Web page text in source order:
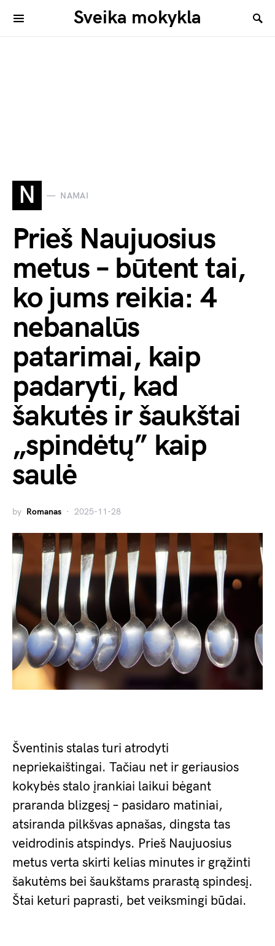
Sveika mokykla
N NAMAI
Prieš Naujuosius
metus – būtent tai,
ko jums reikia: 4
nebanalūs
patarimai, kaip
padaryti, kad
šakutės ir šaukštai
„spindėtų” kaip
saulė
by Romanas 2025-11-28
Šventinis stalas turi atrodyti
nepriekaištingai. Tačiau net ir geriausios
kokybės stalo įrankiai laikui bėgant
praranda blizgesį – pasidaro matiniai,
atsiranda pilkšvas apnašas, dingsta tas
veidrodinis atspindys. Prieš Naujuosius
metus verta skirti kelias minutes ir grąžinti
šakutėms bei šaukštams prarastą spindesį.
Štai keturi paprasti, bet veiksmingi būdai.